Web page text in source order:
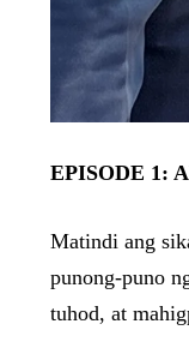
EPISODE 1:
Matindi ang
punong-puno
tuhod, at